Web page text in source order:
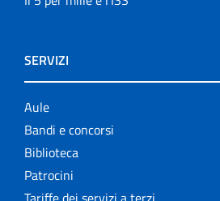
SERVIZI
Aule
Bandi e concorsi
Biblioteca
Patrocini